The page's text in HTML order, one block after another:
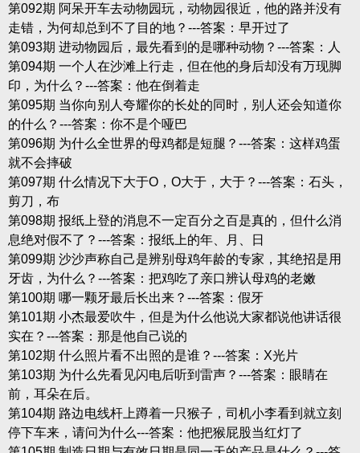
第092期 阿呆开车去动物园玩，动物园很近，他的路并没有
走错，为何却总到不了目的地？---答案：早开过了
第093期 进动物园后，最先看到的是哪种动物？---答案：人
第094期 一个人在沙滩上行走，但在他的身后却没有万现脚
印，为什么？---答案：他在倒着走
第095期 当你向别人夸耀你的长处的同时，别人还会知道你
的什么？---答案：你不是个哑巴
第096期 为什么全世界的母鸡都是短腿？---答案：这样鸡蛋
就不会摔破
第097期 什么情况下大于O，O大于，大于？---答案：石头，
剪刀，布
第098期 报纸上登的消息不一定百分之百是真的，但什么消
息绝对假不了？---答案：报纸上的年、月、日
第099期 沙沙声称自己是辨别母鸡年龄的专家，其绝招是用
牙齿，为什么？---答案：把鸡吃了亲口辨认母鸡的老嫩
第100期 哪一颗牙最后长出来？---答案：假牙
第101期 小杰最爱吹牛，但是为什么他说大家都说他讲话很
实在？---答案：那是他自己说的
第102期 什么照片看不出照的是谁？---答案：X光片
第103期 为什么先看见闪电后听到雷声？---答案：眼睛在
前，耳朵在后。
第104期 路边电线杆上蹲着一只猴子，司机小李看到就立刻
停下车来，请问为什么---答案：他把猴屁股当红灯了